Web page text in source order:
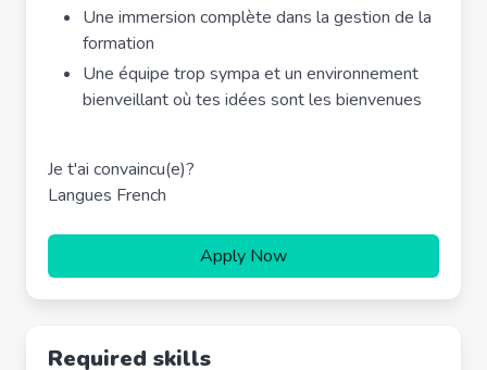
Une immersion complète dans la gestion de la
formation
Une équipe trop sympa et un environnement
bienveillant où tes idées sont les bienvenues
Je t'ai convaincu(e)?
Langues French
Apply Now
Required skills